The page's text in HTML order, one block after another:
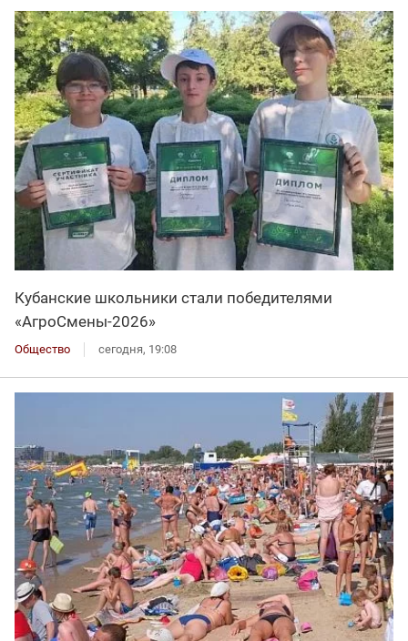
Кубанские школьники стали победителями
«АгроСмены-2026»
Общество сегодня, 19:08